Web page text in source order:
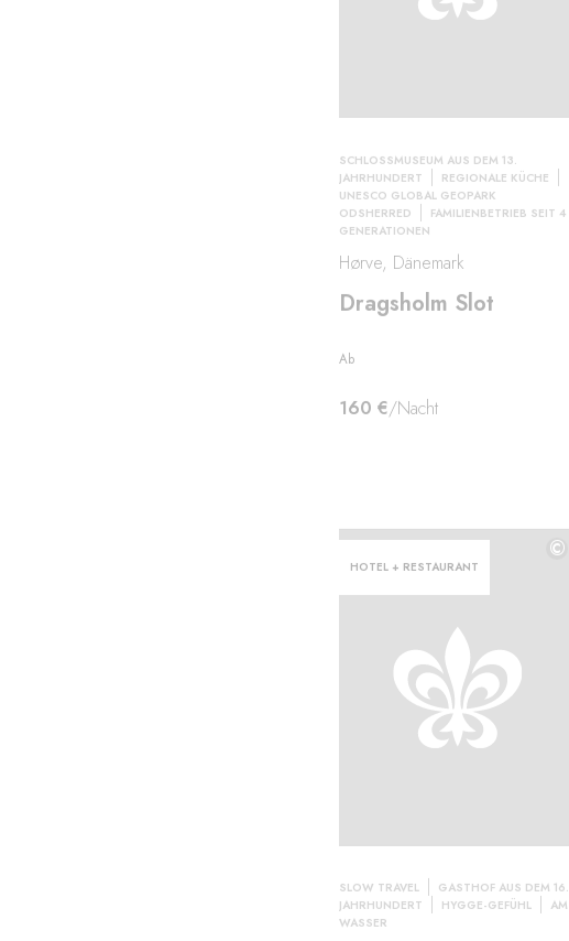
SCHLOSSMUSEUM AUS DEM 13.
JAHRHUNDERT
REGIONALE KÜCHE
UNESCO GLOBAL GEOPARK
ODSHERRED
FAMILIENBETRIEB SEIT 4
GENERATIONEN
Hørve, Dänemark
Dragsholm Slot
Ab
160 €/Nacht
HOTEL + RESTAURANT
©
SLOW TRAVEL
GASTHOF AUS DEM 16.
JAHRHUNDERT
HYGGE-GEFÜHL
AM
WASSER